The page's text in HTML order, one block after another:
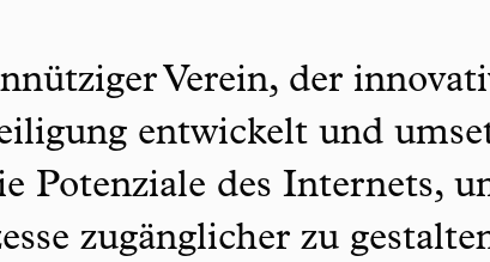
Verein, der
entwickelt und
Potenziale des Internets,
zugänglicher zu